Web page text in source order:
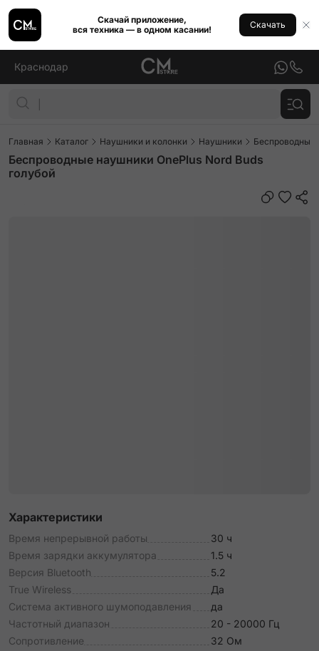
Скачай приложение,
вся техника — в одном касании!
Скачать
Краснодар
Главная Каталог Наушники и колонки Наушники Беспроводные
Беспроводные наушники OnePlus Nord Buds
голубой
Характеристики
Время непрерывной работы
30 ч
Время зарядки аккумулятора
1.5 ч
Версия Bluetooth
5.2
True Wireless
Да
Система активного шумоподавления
да
Частотный диапазон
20 - 20000 Гц
Сопротивление
32 Ом